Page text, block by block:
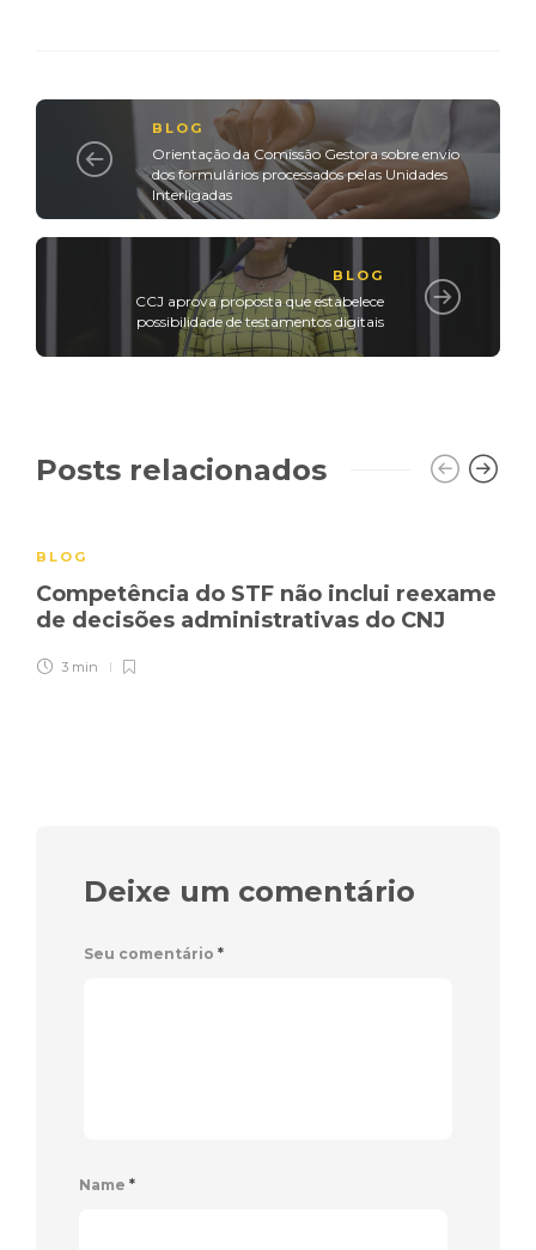
BLOG
Orientação da Comissão Gestora sobre envio
dos formulários processados pelas Unidades
Interligadas
BLOG
CCJ aprova proposta que estabelece
possibilidade de testamentos digitais
Posts relacionados
BLOG
Competência do STF não inclui reexame
de decisões administrativas do CNJ
3 min
Deixe um comentário
Seu comentário *
Name *